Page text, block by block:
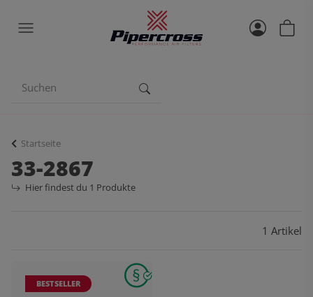
Startseite
33-2867
Hier findest du 1 Produkte
1 Artikel
BESTSELLER